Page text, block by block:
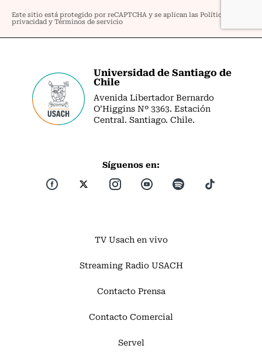
Universidad de Santiago de
Chile
Avenida Libertador Bernardo
O’Higgins Nº 3363. Estación
Central. Santiago. Chile.
Síguenos en:
TV Usach en vivo
Streaming Radio USACH
Contacto Prensa
Contacto Comercial
Servel